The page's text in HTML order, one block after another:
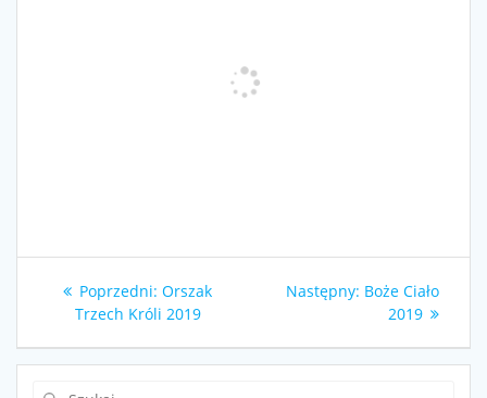
Nawigacja
wpisu
Poprzedni: Poprzedni
wpis:
Orszak
Trzech Króli 2019
Następny: Następny
wpis:
Boże Ciało
2019